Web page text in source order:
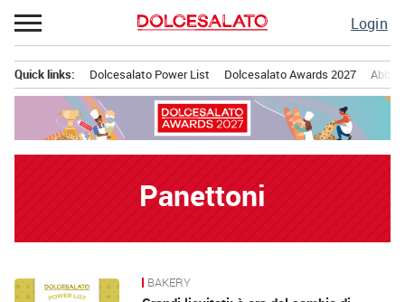
Passa
al
Login
principale
Quick links: Dolcesalato Power List Dolcesalato Awards 2027
Panettoni
News BAKERY